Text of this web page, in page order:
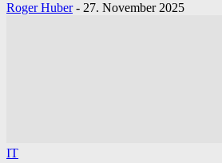
Roger Huber - 27. November 2025
IT